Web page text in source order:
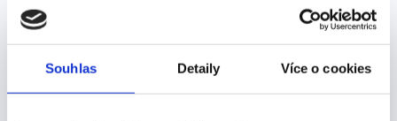
Souhlas Detaily Více o cookies
Žít, bydlet -->
VIVIR – žít, bydlet vivo – bydlím vives – bydlíš/žiješ vive
– bydlí/žije vivimos – bydlíme vivís - bydlíte viven -
bydlí Jestliže sloveso končí na koncovku –IR – vždy